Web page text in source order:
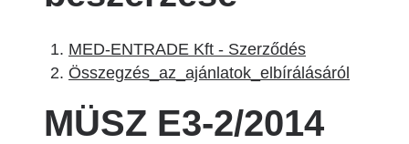
MED-ENTRADE Kft - Szerződés
Összegzés_az_ajánlatok_elbírálásáról
MÜSZ E3-2/2014